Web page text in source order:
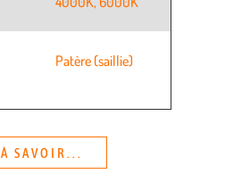
Patère (saillie)
À SAVOIR...